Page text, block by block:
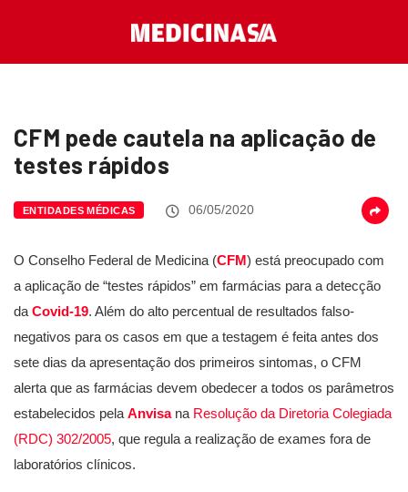
CFM pede cautela na aplicação de
testes rápidos
ENTIDADES MÉDICAS 06/05/2020
O Conselho Federal de Medicina (CFM) está preocupado com
a aplicação de “testes rápidos” em farmácias para a detecção
da Covid-19. Além do alto percentual de resultados falso-
negativos para os casos em que a testagem é feita antes dos
sete dias da apresentação dos primeiros sintomas, o CFM
alerta que as farmácias devem obedecer a todos os parâmetros
estabelecidos pela Anvisana Resolução da Diretoria Colegiada
(RDC) 302/2005, que regula a realização de exames fora de
laboratórios clínicos.